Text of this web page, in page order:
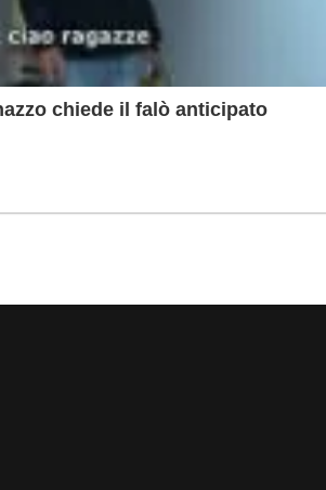
chiede il falò anticipato